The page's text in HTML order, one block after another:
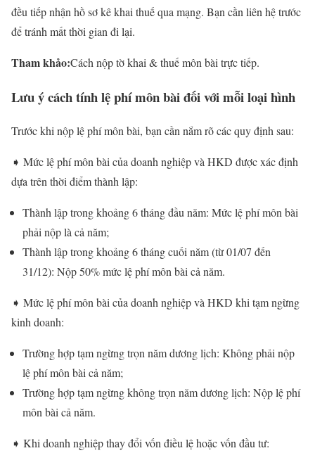
đều tiếp nhận hồ sơ kê khai thuế qua mạng. Bạn cần liên hệ trước
để tránh mất thời gian đi lại.
Tham khảo:Cách nộp tờ khai & thuế môn bài trực tiếp.
Lưu ý cách tính lệ phí môn bài đối với mỗi loại hình
Trước khi nộp lệ phí môn bài, bạn cần nắm rõ các quy định sau:
➧ Mức lệ phí môn bài của doanh nghiệp và HKD được xác định
dựa trên thời điểm thành lập:
Thành lập trong khoảng 6 tháng đầu năm: Mức lệ phí môn bài
phải nộp là cả năm;
Thành lập trong khoảng 6 tháng cuối năm (từ 01/07 đến
31/12): Nộp 50% mức lệ phí môn bài cả năm.
➧ Mức lệ phí môn bài của doanh nghiệp và HKD khi tạm ngừng
kinh doanh:
Trường hợp tạm ngừng trọn năm dương lịch: Không phải nộp
lệ phí môn bài cả năm;
Trường hợp tạm ngừng không trọn năm dương lịch: Nộp lệ phí
môn bài cả năm.
➧ Khi doanh nghiệp thay đổi vốn điều lệ hoặc vốn đầu tư: